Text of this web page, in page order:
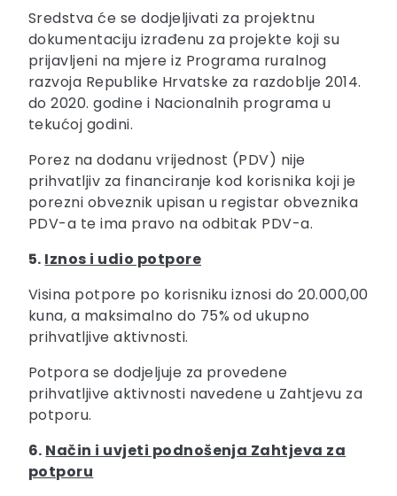
Sredstva će se dodjeljivati za projektnu
dokumentaciju izrađenu za projekte koji su
prijavljeni na mjere iz Programa ruralnog
razvoja Republike Hrvatske za razdoblje 2014.
do 2020. godine i Nacionalnih programa u
tekućoj godini.
Porez na dodanu vrijednost (PDV) nije
prihvatljiv za financiranje kod korisnika koji je
porezni obveznik upisan u registar obveznika
PDV-a te ima pravo na odbitak PDV-a.
5. Iznos i udio potpore
Visina potpore po korisniku iznosi do 20.000,00
kuna, a maksimalno do 75% od ukupno
prihvatljive aktivnosti.
Potpora se dodjeljuje za provedene
prihvatljive aktivnosti navedene u Zahtjevu za
potporu.
6. Način i uvjeti podnošenja Zahtjeva za
potporu